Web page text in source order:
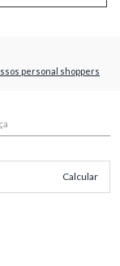
personal shoppers
Calcular